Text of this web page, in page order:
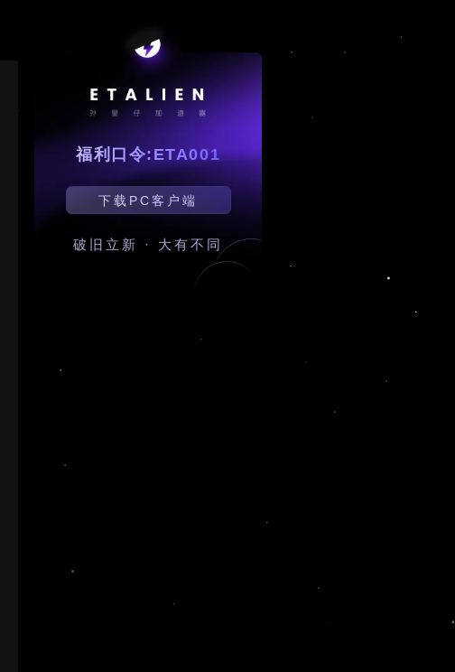
福利口令:ETA001
下载PC客户端
破旧立新 · 大有不同